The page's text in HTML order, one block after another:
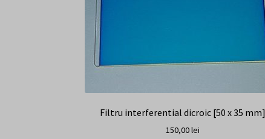
Filtru interferential dicroic [50 x 35 mm]
150,00lei